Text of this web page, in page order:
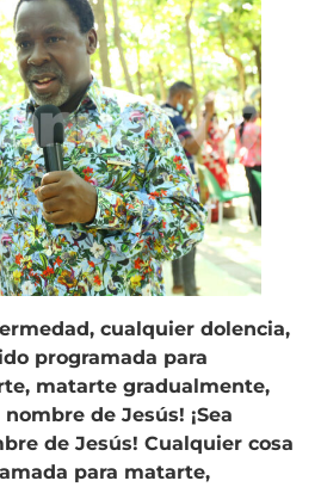
cualquier dolencia,
programada para
matarte gradualmente,
de Jesús! ¡Sea
de Jesús! Cualquier cosa
para matarte,